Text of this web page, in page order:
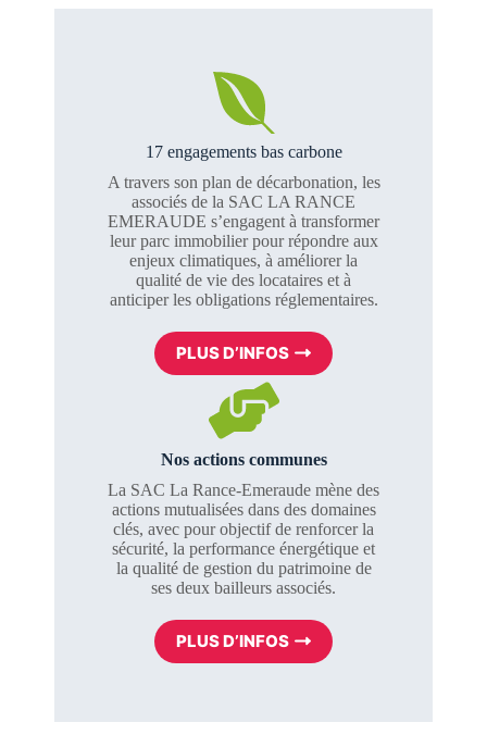
17 engagements bas carbone
A travers son plan de décarbonation, les
associés de la SAC LA RANCE
EMERAUDE s’engagent à transformer
leur parc immobilier pour répondre aux
enjeux climatiques, à améliorer la
qualité de vie des locataires et à
anticiper les obligations réglementaires.
PLUS D’INFOS
Nos actions communes
La SAC La Rance-Emeraude mène des
actions mutualisées dans des domaines
clés, avec pour objectif de renforcer la
sécurité, la performance énergétique et
la qualité de gestion du patrimoine de
ses deux bailleurs associés.
PLUS D’INFOS